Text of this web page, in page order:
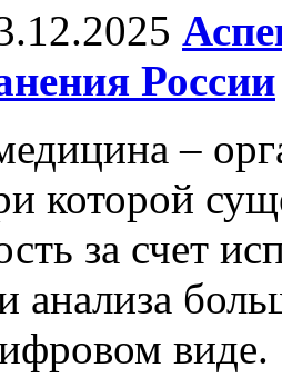
России
–
которой
за счет
анализа
виде.